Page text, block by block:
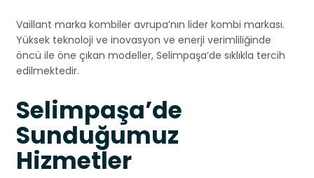
Vaillant marka kombiler avrupa’nın lider kombi markası.
Yüksek teknoloji ve inovasyon ve enerji verimliliğinde
öncü ile öne çıkan modeller, Selimpaşa’de sıklıkla tercih
edilmektedir.
Selimpaşa’de
Sunduğumuz
Hizmetler